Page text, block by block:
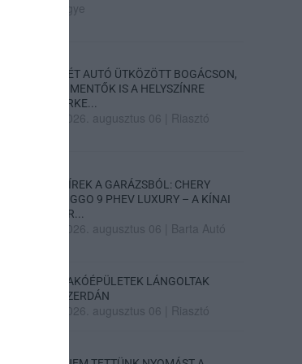
ügye
KÉT AUTÓ ÜTKÖZÖTT BOGÁCSON,
A MENTŐK IS A HELYSZÍNRE
ÉRKE...
2026. augusztus 06 Riasztó
HÍREK A GARÁZSBÓL: CHERY
TIGGO 9 PHEV LUXURY – A KÍNAI
PR...
2026. augusztus 06 Barta Autó
LAKÓÉPÜLETEK LÁNGOLTAK
SZERDÁN
2026. augusztus 06 Riasztó